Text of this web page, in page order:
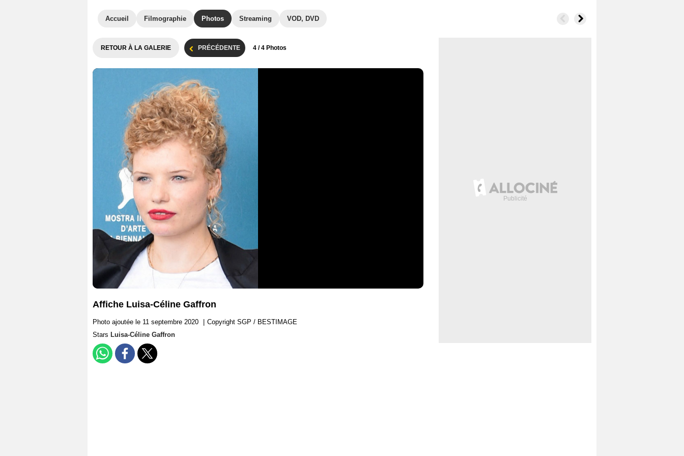
Accueil Filmographie Photos Streaming VOD, DVD
RETOUR À LA GALERIE PRÉCÉDENTE 4 / 4 Photos
Affiche Luisa-Céline Gaffron
Photo ajoutée le 11 septembre 2020
Copyright SGP / BESTIMAGE
Stars Luisa-Céline Gaffron